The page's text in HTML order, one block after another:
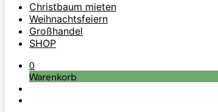
Christbaum mieten
Weihnachtsfeiern
Großhandel
SHOP
0
Warenkorb
Auch bekannt